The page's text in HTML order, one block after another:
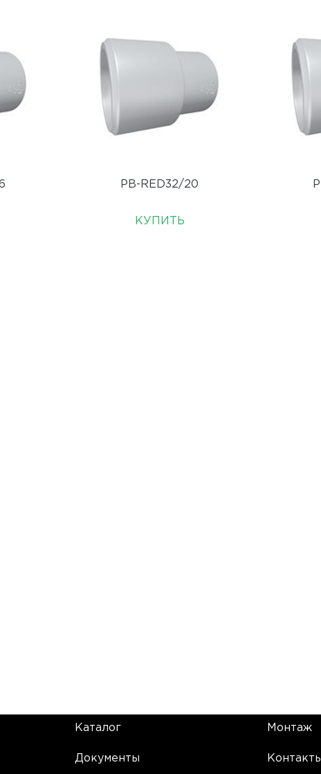
PB-RED32/20
КУПИТЬ
Каталог Монтаж
Документы